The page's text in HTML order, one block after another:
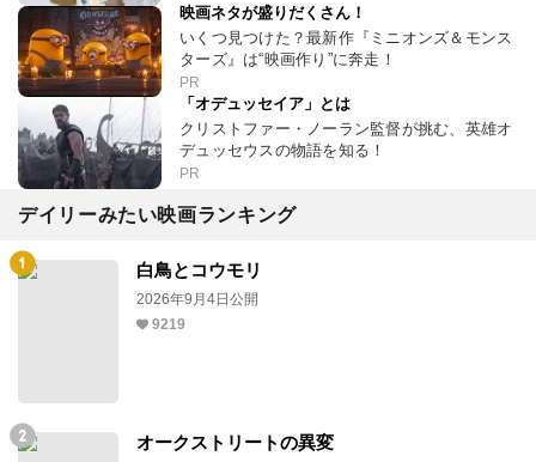
映画ネタが盛りだくさん！
いくつ見つけた？最新作『ミニオンズ＆モンス
ターズ』は“映画作り”に奔走！
PR
「オデュッセイア」とは
クリストファー・ノーラン監督が挑む、英雄オ
デュッセウスの物語を知る！
PR
デイリーみたい映画ランキング
白鳥とコウモリ
2026年9月4日公開
9219
オークストリートの異変